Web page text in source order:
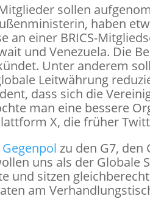
sollen
haben
an einer BRICS-
und Venezuela. Die
Unter anderem
Leitwährung
dass sich die
man eine bessere
X, die früher
Gegenpolzu den G7, den
uns als der
und sitzen
am